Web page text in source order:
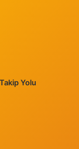
Yolu